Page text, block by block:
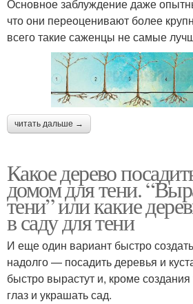
Основное заблуждение даже
что они переоценивают более
всего такие саженцы не самые
читать дальше →
Какое дерево
домом для тени.
тени” или какие
в саду для тени
И еще один вариант быстро
надолго — посадить деревья и
быстро вырастут и, кроме создания
глаз и украшать сад.